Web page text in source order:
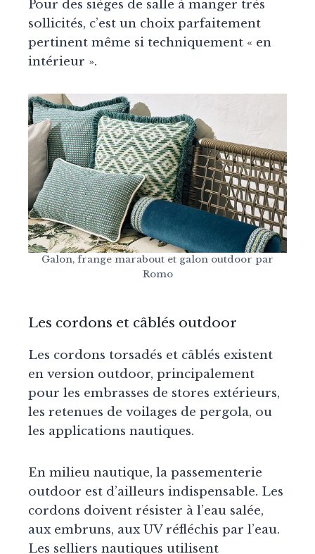
Pour des sièges de salle à manger très
sollicités, c’est un choix parfaitement
pertinent même si techniquement « en
intérieur ».
Galon, frange marabout et galon outdoor par
Romo
Les cordons et câblés outdoor
Les cordons torsadés et câblés existent
en version outdoor, principalement
pour les embrasses de stores extérieurs,
les retenues de voilages de pergola, ou
les applications nautiques.
En milieu nautique, la passementerie
outdoor est d’ailleurs indispensable. Les
cordons doivent résister à l’eau salée,
aux embruns, aux UV réfléchis par l’eau.
Les selliers nautiques utilisent